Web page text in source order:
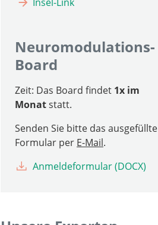
Neuromodulations-
Board
Zeit: Das Board findet 1x im
Monatstatt.
Senden Sie bitte das ausgefüllte
Formular per E-Mail.
Anmeldeformular (DOCX)